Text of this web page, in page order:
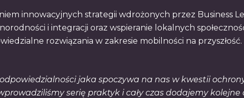
innowacyjnych strategii wdrożonych przez Business
i integracji oraz wspieranie lokalnych
rozwiązania w zakresie mobilności na przyszłość.
jaka spoczywa na nas w kwestii
serię praktyk i cały czas dodajemy